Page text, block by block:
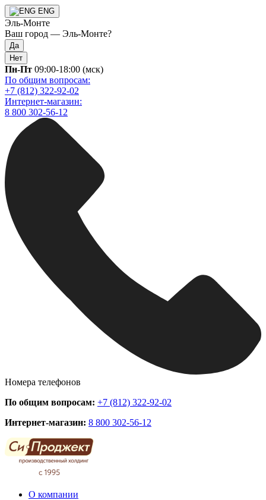
ENG
Эль-Монте
Ваш город — Эль-Монте?
Да
Нет
Пн-Пт 09:00-18:00 (мск)
По общим вопросам:
+7 (812) 322-92-02
Интернет-магазин:
8 800 302-56-12
Номера телефонов
По общим вопросам: +7 (812) 322-92-02
Интернет-магазин: 8 800 302-56-12
О компании